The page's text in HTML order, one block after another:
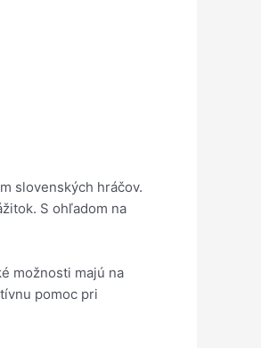
slovenských hráčov.
S ohľadom na
možnosti majú na
pomoc pri